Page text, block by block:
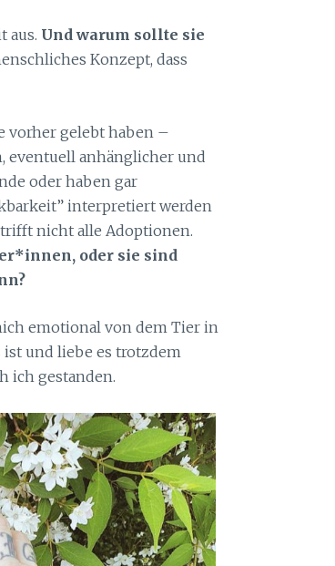
aus. Und warum sollte sie
Konzept, dass
vorher gelebt haben –
eventuell anhänglicher und
oder haben gar
interpretiert werden
nicht alle Adoptionen.
oder sie sind
emotional von dem Tier in
ist und liebe es trotzdem
ich gestanden.